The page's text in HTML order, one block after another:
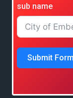
sub name
Submit Form